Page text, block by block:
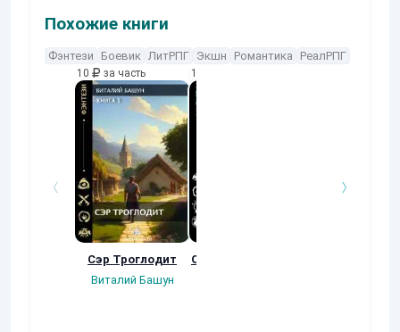
Похожие книги
Фэнтези Боевик ЛитРПГ Экшн Романтика РеалРПГ
10 за часть
Сэр Троглодит
Виталий Башун
10
Осколки прошлого